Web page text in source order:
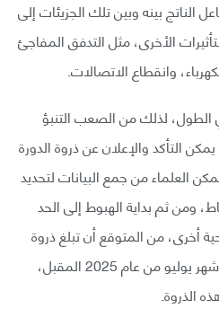
الناتج بينه وبين تلك الجزيئات إلى
الأخرى، مثل التدفق المفاجئ
وانقطاع الاتصالات.
لذلك من الصعب التنبؤ
التأكد والإعلان عن ذروة الدورة
العلماء من جمع البيانات لتحديد
ومن ثم بداية الهبوط إلى الحد
أخرى، من المتوقع أن تبلغ ذروة
النشاط الشمسي الحالي بحلول شهر يوليو من عام 2025 المقبل،
الذروة.